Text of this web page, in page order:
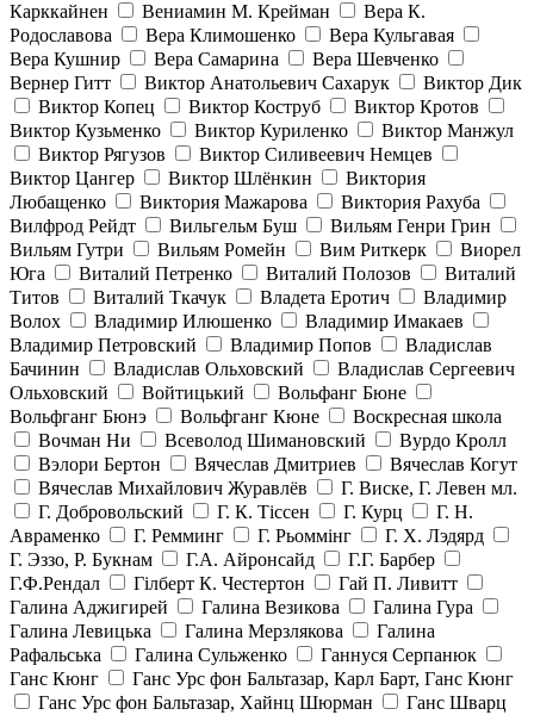
Карккайнен
Вениамин М. Крейман
Вера К.
Родославова
Вера Климошенко
Вера Кульгавая
Вера Кушнир
Вера Самарина
Вера Шевченко
Вернер Гитт
Виктор Анатольевич Сахарук
Виктор Дик
Виктор Копец
Виктор Коструб
Виктор Кротов
Виктор Кузьменко
Виктор Куриленко
Виктор Манжул
Виктор Рягузов
Виктор Силивеевич Немцев
Виктор Цангер
Виктор Шлёнкин
Виктория
Любащенко
Виктория Мажарова
Виктория Рахуба
Вилфрод Рейдт
Вильгельм Буш
Вильям Генри Грин
Вильям Гутри
Вильям Ромейн Вим Риткерк
Виорел
Юга
Виталий Петренко Виталий Полозов
Виталий
Титов
Виталий Ткачук Владета Еротич
Владимир
Волох
Владимир Илюшенко
Владимир Имакаев
Владимир Петровский
Владимир Попов
Владислав
Бачинин
Владислав Ольховский
Владислав Сергеевич
Ольховский
Войтицький
Вольфанг Бюне
Вольфганг Бюнэ
Вольфганг Кюне
Воскресная школа
Вочман Ни
Всеволод Шимановский
Вурдо Кролл
Вэлори Бертон
Вячеслав Дмитриев
Вячеслав Когут
Вячеслав Михайлович Журавлёв
Г. Виске, Г. Левен мл.
Г. Добровольский
Г. К. Тiссен Г. Курц
Г. Н.
Авраменко
Г. Ремминг Г. Рьоммінг
Г. Х. Лэдярд
Г. Эззо, Р. Букнам
Г.А. Айронсайд
Г.Г. Барбер
Г.Ф.Рендал
Гілберт К. Честертон
Гай П. Ливитт
Галина Аджигирей
Галина Везикова
Галина Гура
Галина Левицька
Галина Мерзлякова
Галина
Рафальська
Галина Сульженко
Ганнуся Серпанюк
Ганс Кюнг
Ганс Урс фон Бальтазар, Карл Барт, Ганс Кюнг
Ганс Урс фон Бальтазар, Хайнц Шюрман
Ганс Шварц